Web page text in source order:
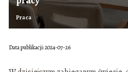
Praca
Data publikacji: 2024-07-26